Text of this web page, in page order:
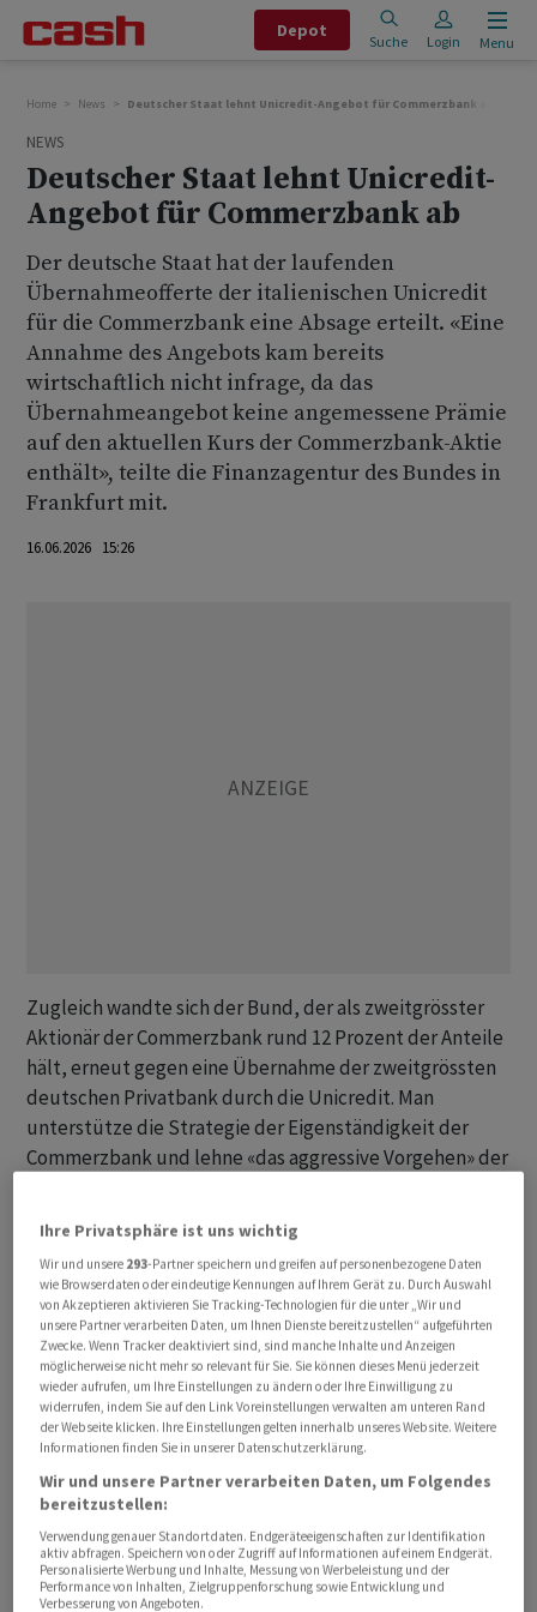
Depot
Suche Login Menu
Home News Deutscher Staat lehnt Unicredit-Angebot für Commerzbank ab
NEWS
Deutscher Staat lehnt Unicredit-
Angebot für Commerzbank ab
Der deutsche Staat hat der laufenden
Übernahmeofferte der italienischen Unicredit
für die Commerzbank eine Absage erteilt. «Eine
Annahme des Angebots kam bereits
wirtschaftlich nicht infrage, da das
Übernahmeangebot keine angemessene Prämie
auf den aktuellen Kurs der Commerzbank-Aktie
enthält», teilte die Finanzagentur des Bundes in
Frankfurt mit.
16.06.2026 15:26
Zugleich wandte sich der Bund, der als zweitgrösster
Aktionär der Commerzbank rund 12 Prozent der Anteile
hält, erneut gegen eine Übernahme der zweitgrössten
deutschen Privatbank durch die Unicredit. Man
unterstütze die Strategie der Eigenständigkeit der
Commerzbank und lehne «das aggressive Vorgehen» der
Rolle bei der Finanzierung der deutschen Wirtschaft
und des deutschen Mittelstands», hiess es. «Sie ist als
bedeutender Arbeitgeber zudem zentral für den
Finanzstandort Frankfurt. Beides gilt es auch in Zukunft
sicherzustellen.»
Übernahmekampf wird zur Schlammschlacht
Die Unicredit hat Anfang Mai eine freiwillige Offerte für
die Commerzbank vorgelegt und bietet eigene Aktien
zum Tausch. Die Grossbank aus Mailand bekam nach
neuesten Angaben von Dienstag 12,4 Prozent aller
Commerzbank-Aktien angedient. Da die Italiener
bereits ein Aktienpaket von 26,77 Prozent halten,
Ihre Privatsphäre ist uns wichtig
Wir und unsere 293-Partner speichern und greifen auf personenbezogene Daten
wie Browserdaten oder eindeutige Kennungen auf Ihrem Gerät zu. Durch Auswahl
von Akzeptieren aktivieren Sie Tracking-Technologien für die unter „Wir und
unsere Partner verarbeiten Daten, um Ihnen Dienste bereitzustellen“ aufgeführten
Zwecke. Wenn Tracker deaktiviert sind, sind manche Inhalte und Anzeigen
möglicherweise nicht mehr so relevant für Sie. Sie können dieses Menü jederzeit
wieder aufrufen, um Ihre Einstellungen zu ändern oder Ihre Einwilligung zu
widerrufen, indem Sie auf den Link Voreinstellungen verwalten am unteren Rand
der Webseite klicken. Ihre Einstellungen gelten innerhalb unseres Website. Weitere
Informationen finden Sie in unserer Datenschutzerklärung.
Wir und unsere Partner verarbeiten Daten, um Folgendes
bereitzustellen:
Verwendung genauer Standortdaten. Endgeräteeigenschaften zur Identifikation
aktiv abfragen. Speichern von oder Zugriff auf Informationen auf einem Endgerät.
Personalisierte Werbung und Inhalte, Messung von Werbeleistung und der
Performance von Inhalten, Zielgruppenforschung sowie Entwicklung und
Verbesserung von Angeboten.